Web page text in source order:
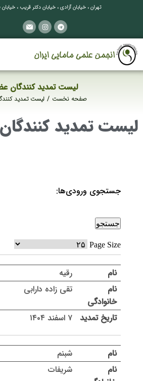
تهران ، خیابان آزادی ، خیابان دکتر قریب ، خیابان
لیست تمدید کنندگان
صفحه نخست لیست تمدید
لیست تمدید
جستجوی ورودی‌ها:
Page Size
رقیه
تقی زاده دارابی
۷ اسفند ۱۴۰۴
شبنم
شریفات